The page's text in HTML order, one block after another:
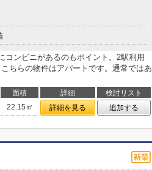
コンビニがあるのもポイント。2駅利用
ちらの物件はアパートです。通常ではあ
面積 詳細
検討リスト
22.15㎡ 詳細を見る 追加する